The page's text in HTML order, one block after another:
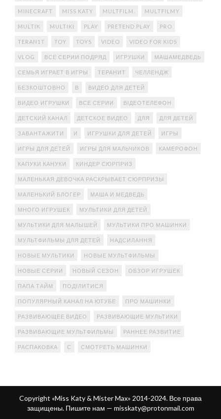
MINECRAFT MISS KATY MULTFILM. MULTFILMY
MULTIK MULTIKI PLAY PRETEND PLAY PRO
TERAN1T TOY TOYS VIDEO VIDEO FOR KIDS
VLOG ВСЕ СЕРИИ ПОДРЯД ИГРУШКИ МАШАМЕДВЕДЬ
СЕМЬЯ ИГРАЕТ В ИГРЫ ТЕРАНИТ ЧЕЛЛЕНДЖ
БЕЗКОШТОВНО В ВИДЕО ДЛЯ ДЕТЕЙ
ВИДЕО ИГРУШКИ ВСЕ СЕРИИ ВІДЕОТЕЛЕФОН
ДЕТСКИЙ КАНАЛ ДЕТСКОЕ ВИДЕО ДЛЯ ДЛЯ ДЕТЕЙ
ЗАВАНТАЖИТИ И ИГРУШКИ ДЛЯ ДЕТЕЙ ИГРЫ
ИГРЫ ДЛЯ ДЕТЕЙ ИГРЫ ДЛЯ МАЛЬЧИКОВ КАМЕРОФОН
КАПУКИ КАНУКИ КИНДЕР СЮРПРИЗ
МАЛЕНЬКАЯ ДЕВОЧКА РАСКРЫВАЕТ СЮРПРИЗЫ
МАЛЕНЬКИЙ БЛОГЕР МАША И МЕДВЕДЬ
МНОГО ИГРУШЕК МУЛЬТИКИ ДЛЯ ДЕТЕЙ
МУЛЬТИКИ ДЛЯ МАЛЫШЕЙ МУЛЬТИКИ ПРО МАШИНКИ
МУЛЬТФИЛЬМЫ ДЛЯ ДЕТЕЙ НАДСИЛАННЯ
НОВЫЕ МУЛЬТИКИ НОВЫЕ МУЛЬТФИЛЬМЫ
НОВЫЕ СЕРИИ НОВЫЙ СЕЗОН ОБЗОР ИГРУШЕК
ПАПА ТАЙМ ПОДІЛИТИСЯ
ПОПУЛЯРНЫЙ КАНАЛ НА ЮТУБЕ ПРО МАШИНКИ
РАЗВИВАЮЩЕЕ ВИДЕО РАЗВИВАЮЩИЕ МУЛЬТИКИ
РАЗВИВАЮЩИЕ МУЛЬТФИЛЬМЫ РАННЕЕ РАЗВИТИЕ
РАСПАКОВКА С СМОТРЕТЬ МАШИНКИ
Copyright «Miss Katy & Mister Max» 2014-2024. Все права
защищены. Пишите нам — misskaty@protonmail.com